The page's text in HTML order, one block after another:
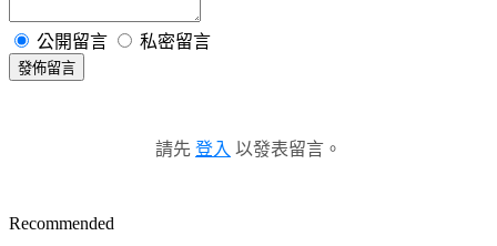
公開留言 私密留言
發佈留言
請先 登入 以發表留言。
Recommended